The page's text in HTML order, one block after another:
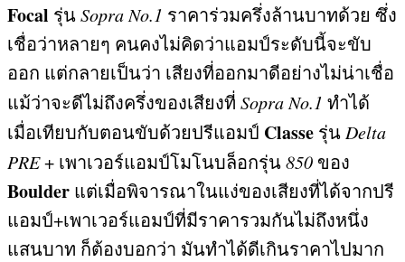
Focal รุ่นSopra No.1 ราคาร่วมครึ่งล้านบาทด้วย ซึ่ง
เชื่อว่าหลายๆ คนคงไม่คิดว่าแอมป์ระดับนี้จะขับ
ออก แต่กลายเป็นว่า เสียงที่ออกมาดีอย่างไม่น่าเชื่อ
แม้ว่าจะดีไม่ถึงครึ่งของเสียงที่ Sopra No.1 ทำได้
เมื่อเทียบกับตอนขับด้วยปรีแอมป์ Classe รุ่น Delta
PRE+ เพาเวอร์แอมป์โมโนบล็อกรุ่น850 ของ
Boulder แต่เมื่อพิจารณาในแง่ของเสียงที่ได้จากปรี
แอมป์+เพาเวอร์แอมป์ที่มีราคารวมกันไม่ถึงหนึ่ง
แสนบาท ก็ต้องบอกว่า มันทำได้ดีเกินราคาไปมาก